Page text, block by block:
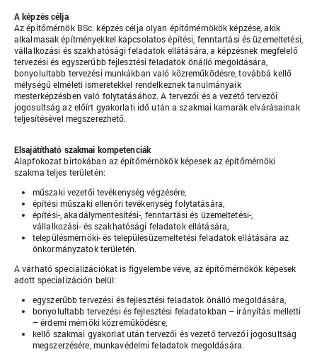
A képzés célja
Az építőmérnök BSc. képzés célja olyan építőmérnökök képzése, akik
alkalmasak építményekkel kapcsolatos építési, fenntartási és üzemeltetési,
vállalkozási és szakhatósági feladatok ellátására, a képzésnek megfelelő
tervezési és egyszerűbb fejlesztési feladatok önálló megoldására,
bonyolultabb tervezési munkákban való közreműködésre, továbbá kellő
mélységű elméleti ismeretekkel rendelkeznek tanulmányaik
mesterképzésben való folytatásához. A tervezői és a vezető tervezői
jogosultság az előírt gyakorlati idő után a szakmai kamarák elvárásainak
teljesítésével megszerezhető.
Elsajátítható szakmai kompetenciák
Alapfokozat birtokában az építőmérnökök képesek az építőmérnöki
szakma teljes területén:
műszaki vezetői tevékenység végzésére,
építési műszaki ellenőri tevékenység folytatására,
építési-, akadálymentesítési-, fenntartási és üzemeltetési-,
vállalkozási- és szakhatósági feladatok ellátására,
településmérnöki- és településüzemeltetési feladatok ellátására az
önkormányzatok területén.
A várható specializációkat is figyelembe véve, az építőmérnökök képesek
adott specializáción belül:
egyszerűbb tervezési és fejlesztési feladatok önálló megoldására,
bonyolultabb tervezési és fejlesztési feladatokban – irányítás melletti
– érdemi mérnöki közreműködésre,
kellő szakmai gyakorlat után tervezői és vezető tervezői jogosultság
megszerzésére, munkavédelmi feladatok megoldására.